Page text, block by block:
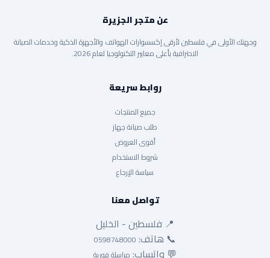
عن متجر الجزيرة
وجهتك الأولى في فلسطين لأرقى إكسسوارات الهواتف والأجهزة الذكية وخدمات الصيانة
الاحترافية بأعلى معايير التكنولوجيا لعام 2026.
روابط سريعة
جميع المنتجات
طلب صيانة جهاز
أقوى العروض
شروط الاستخدام
سياسة الإرجاع
تواصل معنا
📍 فلسطين - الخليل
📞 هاتف: 0598748000
💬 واتساب: مراسلة فورية